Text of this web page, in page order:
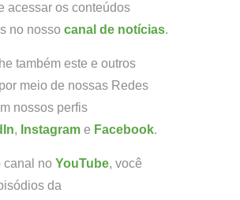
acessar os conteúdos
no nosso canal de notícias.
também este e outros
meio de nossas Redes
nossos perfis
, Instagram e Facebook.
canal no YouTube, você
da